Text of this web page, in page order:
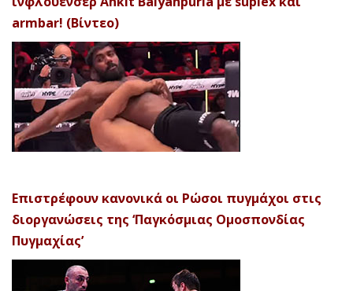
armbar! (Βίντεο)
Επιστρέφουν κανονικά οι Ρώσοι πυγμάχοι στις
διοργανώσεις της ‘Παγκόσμιας Ομοσπονδίας
Πυγμαχίας’